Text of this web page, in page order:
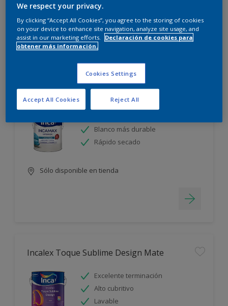
Sólo disponible en tienda
Blanco más durable
Rápido secado
Sólo disponible en tienda
Incalex Toque Sublime Design Mate
Excelente terminación
Alto cubritivo
Lavable
We respect your privacy.
By clicking “Accept All Cookies”, you agree to the storing of cookies
on your device to enhance site navigation, analyze site usage, and
assist in our marketing efforts.
Declaración de cookies para
obtener más información.
Cookies Settings
Reject All
Accept All Cookies